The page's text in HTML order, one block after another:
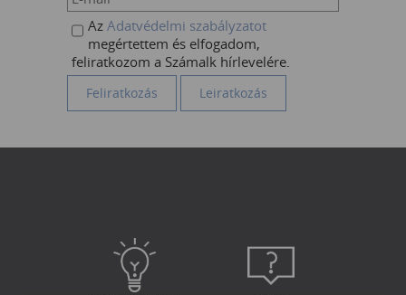
Az Adatvédelmi szabályzatot
megértettem és elfogadom,
feliratkozom a Számalk hírlevelére.